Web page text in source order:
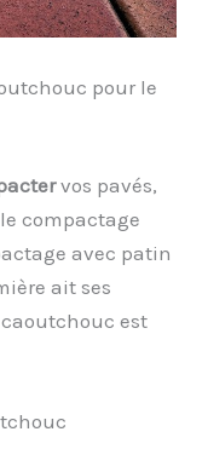
pour le
vos pavés,
compactage
avec patin
ait ses
est